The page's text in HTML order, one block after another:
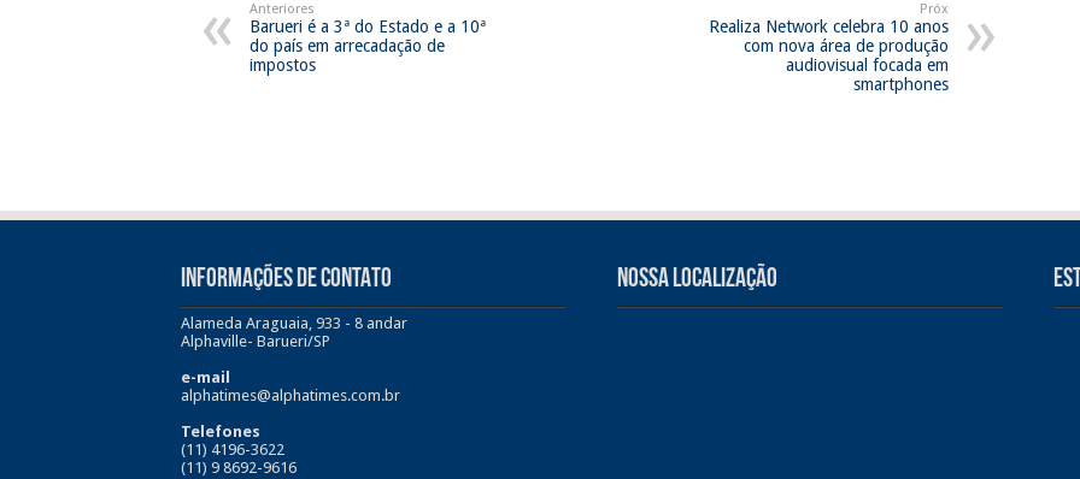
Anteriores
Barueri é a 3ª do Estado e a 10ª
do país em arrecadação de
impostos
Próx
Realiza Network celebra 10 anos
com nova área de produção
audiovisual focada em
smartphones
INFORMAÇÕES DE CONTATO
Alameda Araguaia, 933 - 8 andar
Alphaville- Barueri/SP
e-mail
alphatimes@alphatimes.com.br
Telefones
(11) 4196-3622
(11) 9 8692-9616
Nossa Localização